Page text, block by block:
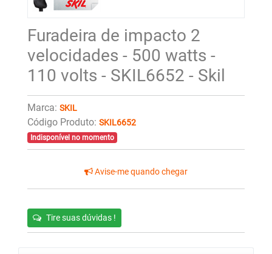
Furadeira de impacto 2
velocidades - 500 watts -
110 volts - SKIL6652 - Skil
Marca: SKIL
Código Produto: SKIL6652
Indisponível no momento
Avise-me quando chegar
Tire suas dúvidas !